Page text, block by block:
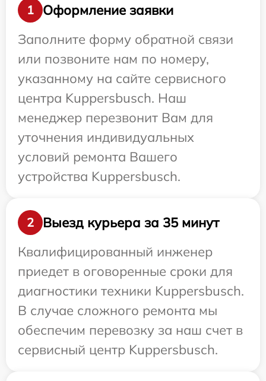
1
Оформление заявки
Заполните форму обратной связи
или позвоните нам по номеру,
указанному на сайте сервисного
центра Kuppersbusch. Наш
менеджер перезвонит Вам для
уточнения индивидуальных
условий ремонта Вашего
устройства Kuppersbusch.
2
Выезд курьера за 35 минут
Квалифицированный инженер
приедет в оговоренные сроки для
диагностики техники Kuppersbusch.
В случае сложного ремонта мы
обеспечим перевозку за наш счет в
сервисный центр Kuppersbusch.